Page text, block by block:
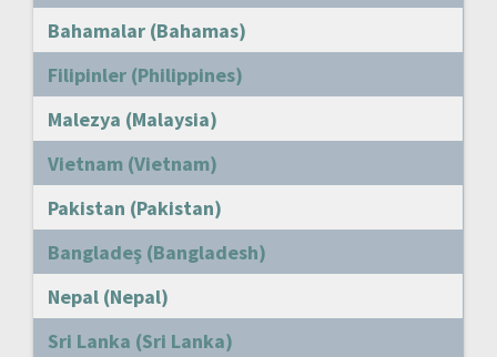
Bahamalar (Bahamas)
Filipinler (Philippines)
Malezya (Malaysia)
Vietnam (Vietnam)
Pakistan (Pakistan)
Bangladeş (Bangladesh)
Nepal (Nepal)
Sri Lanka (Sri Lanka)